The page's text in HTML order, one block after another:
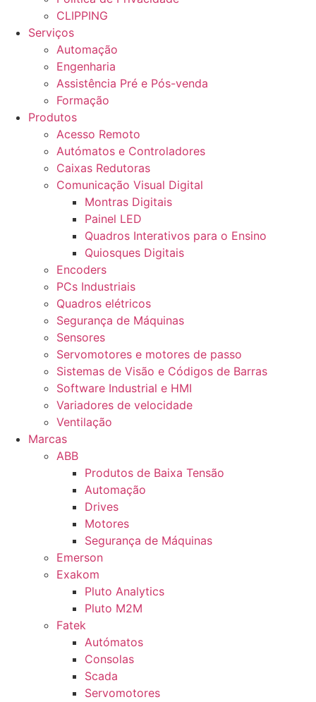
CLIPPING
Serviços
Automação
Engenharia
Assistência Pré e Pós-venda
Formação
Produtos
Acesso Remoto
Autómatos e Controladores
Caixas Redutoras
Comunicação Visual Digital
Montras Digitais
Painel LED
Quadros Interativos para o Ensino
Quiosques Digitais
Encoders
PCs Industriais
Quadros elétricos
Segurança de Máquinas
Sensores
Servomotores e motores de passo
Sistemas de Visão e Códigos de Barras
Software Industrial e HMI
Variadores de velocidade
Ventilação
Marcas
ABB
Produtos de Baixa Tensão
Automação
Drives
Motores
Segurança de Máquinas
Emerson
Exakom
Pluto Analytics
Pluto M2M
Fatek
Autómatos
Consolas
Scada
Servomotores